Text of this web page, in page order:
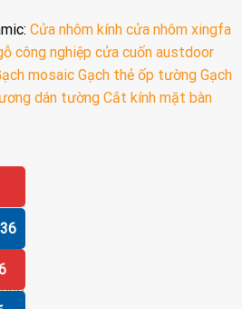
Cửa nhôm kính cửa nhôm xingfa
công nghiệp cửa cuốn austdoor
mosaic Gạch thẻ ốp tường Gạch
dán tường Cắt kính mặt bàn